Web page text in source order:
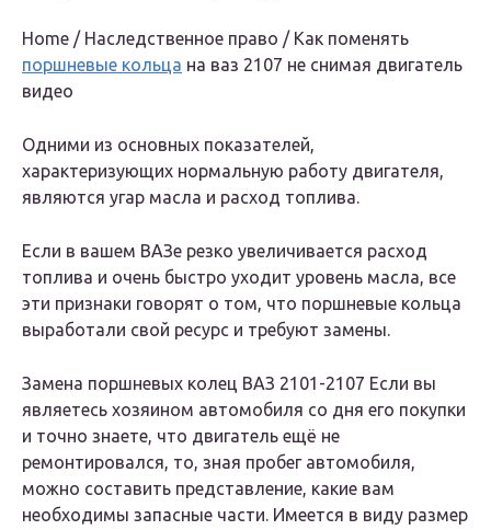
Home / Наследственное право / Как поменять
поршневые кольца на ваз 2107 не снимая двигатель
видео
Одними из основных показателей,
характеризующих нормальную работу двигателя,
являются угар масла и расход топлива.
Если в вашем ВАЗе резко увеличивается расход
топлива и очень быстро уходит уровень масла, все
эти признаки говорят о том, что поршневые кольца
выработали свой ресурс и требуют замены.
Замена поршневых колец ВАЗ 2101-2107 Если вы
являетесь хозяином автомобиля со дня его покупки
и точно знаете, что двигатель ещё не
ремонтировался, то, зная пробег автомобиля,
можно составить представление, какие вам
необходимы запасные части. Имеется в виду размер